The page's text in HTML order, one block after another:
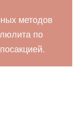
методов
по